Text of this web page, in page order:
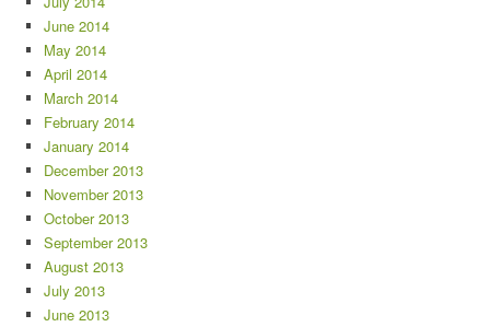
June 2014
May 2014
April 2014
March 2014
February 2014
January 2014
December 2013
November 2013
October 2013
September 2013
August 2013
July 2013
June 2013